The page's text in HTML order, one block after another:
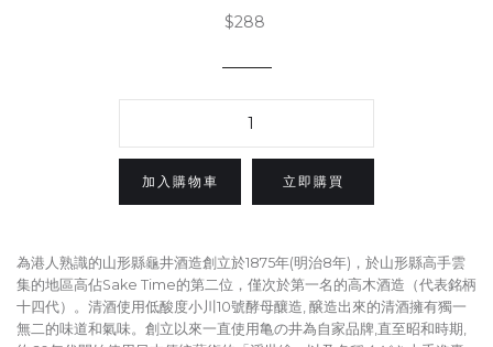
$288
立即購買
為港人熟識的山形縣龜井酒造創立於1875年(明治8年)，於山形縣高手雲
集的地區高佔Sake Time的第二位，僅次於第一名的高木酒造（代表銘柄
十四代）。清酒使用低酸度小川10號酵母釀造, 醸造出來的清酒擁有獨一
無二的味道和氣味。創立以來一直使用亀の井為自家品牌,直至昭和時期,